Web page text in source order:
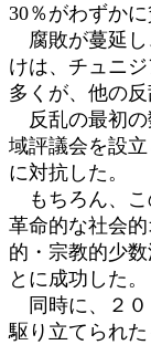
30％がわずか
腐敗が蔓延し
けは、チュニ
多くが、他の
反乱の最初の
域評議会を設
に対抗した。
もちろん、こ
革命的な社会
的・宗教的少
とに成功した。
同時に、２０
駆り立てられ